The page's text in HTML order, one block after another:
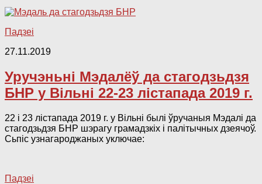
Падзеі
27.11.2019
Уручэньні Мэдалёў да стагодзьдзя
БНР у Вільні 22-23 лістапада 2019 г.
22 і 23 лістапада 2019 г. у Вільні былі ўручаныя Мэдалі да
стагодзьдзя БНР шэрагу грамадзкіх і палітычных дзеячоў.
Сьпіс узнагароджаных уключае:
Падзеі